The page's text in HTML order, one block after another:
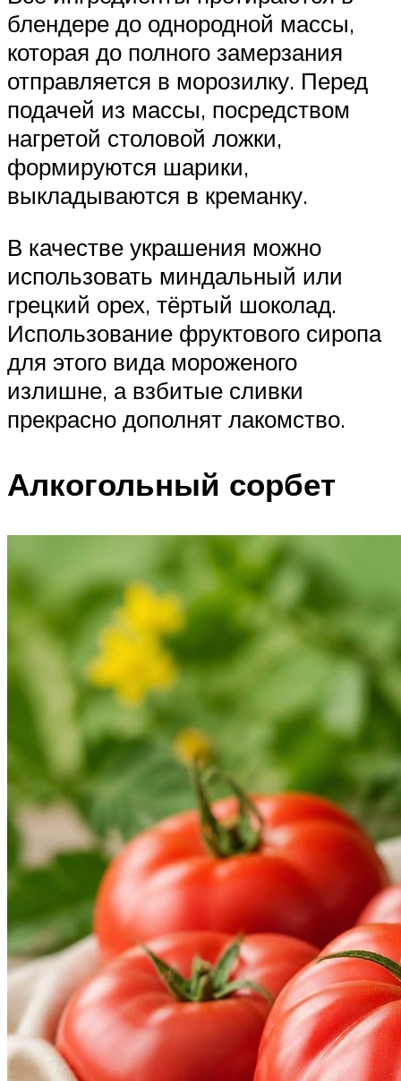
блендере до однородной массы,
которая до полного замерзания
отправляется в морозилку. Перед
подачей из массы, посредством
нагретой столовой ложки,
формируются шарики,
выкладываются в креманку.
В качестве украшения можно
использовать миндальный или
грецкий орех, тёртый шоколад.
Использование фруктового сиропа
для этого вида мороженого
излишне, а взбитые сливки
прекрасно дополнят лакомство.
Алкогольный сорбет